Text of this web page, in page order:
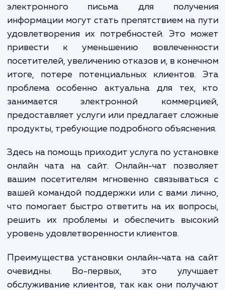
ожидают мгновенного ответа на свои
Долгое ожидание или необходимость
электронного письма для
информации могут стать препятствием на
удовлетворения их потребностей. Это
привести к уменьшению
посетителей, увеличению отказов и, в
итоге, потере потенциальных клиентов.
занимается электронной
предоставляет услуги или предлагает
продукты, требующие подробного
Здесь на помощь приходит услуга по
онлайн чата на сайт. Онлайн-чат
вашим посетителям мгновенно
вашей командой поддержки или с вами
что помогает быстро ответить на их
решить их проблемы и обеспечить